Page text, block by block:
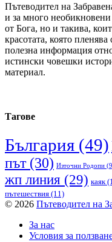
Пътеводител на
и за много
от Бога, но и такива,
красотата, която
полезна информация
истински човешки
материал.
Тагове
България (49)
път(30) Източни Родопи
жп линия (29) каяк
пътешествия (11)
© 2026 Пътеводител на
За нас
Условия за